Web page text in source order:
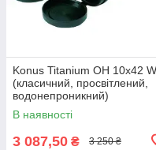
Konus Titanium OH 10x42
(класичний, просвітлений,
водонепроникний)
В наявності
3 087,50 ₴ 3 250 ₴